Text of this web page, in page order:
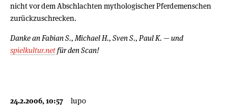
nicht vor dem Abschlachten mythologischer Pferdemenschen
zurückzuschrecken.
Danke an Fabian S., Michael H., Sven S., Paul K. — und
spielkultur.netfür den Scan!
24.2.2006, 10:57 lupo